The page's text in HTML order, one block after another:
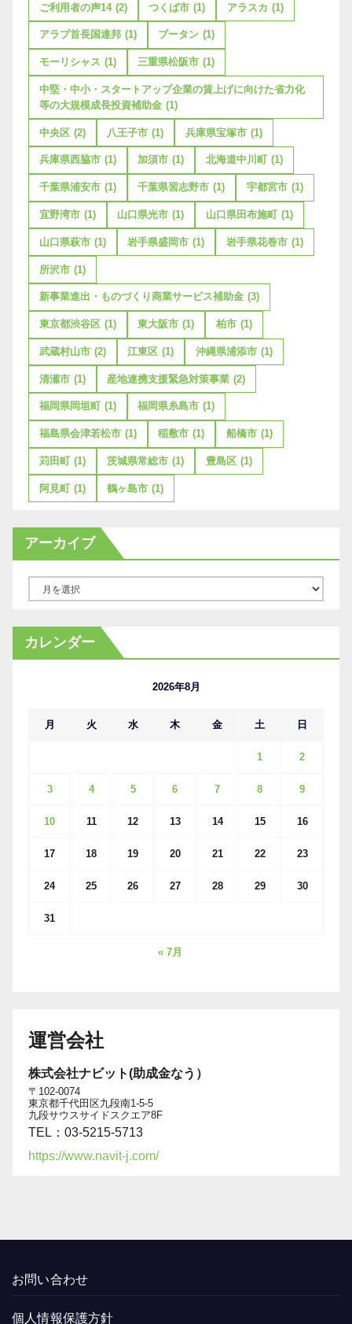
ご利用者の声14 (2) つくば市 (1) アラスカ (1)
アラブ首長国連邦 (1) ブータン (1)
モーリシャス (1) 三重県松阪市 (1)
中堅・中小・スタートアップ企業の賃上げに向けた省力化
等の大規模成長投資補助金 (1)
中央区 (2) 八王子市 (1) 兵庫県宝塚市 (1)
兵庫県西脇市 (1) 加須市 (1) 北海道中川町 (1)
千葉県浦安市 (1) 千葉県習志野市 (1) 宇都宮市 (1)
宜野湾市 (1) 山口県光市 (1) 山口県田布施町 (1)
山口県萩市 (1) 岩手県盛岡市 (1) 岩手県花巻市 (1)
所沢市 (1)
新事業進出・ものづくり商業サービス補助金 (3)
東京都渋谷区 (1) 東大阪市 (1) 柏市 (1)
武蔵村山市 (2) 江東区 (1) 沖縄県浦添市 (1)
清瀬市 (1) 産地連携支援緊急対策事業 (2)
福岡県岡垣町 (1) 福岡県糸島市 (1)
福島県会津若松市 (1) 稲敷市 (1) 船橋市 (1)
苅田町 (1) 茨城県常総市 (1) 豊島区 (1)
阿見町 (1) 鶴ヶ島市 (1)
アーカイブ
カ
イ
カレンダー
2026年8月
月 火 水 木 金 土 日
1 2
3 4 5 6 7 8 9
10 11 12 13 14 15 16
17 18 19 20 21 22 23
24 25 26 27 28 29 30
31
« 7月
運営会社
株式会社ナビット(助成金なう）
〒102-0074
東京都千代田区九段南1-5-5
九段サウスサイドスクエア8F
TEL：03-5215-5713
https://www.navit-j.com/
お問い合わせ
個人情報保護方針